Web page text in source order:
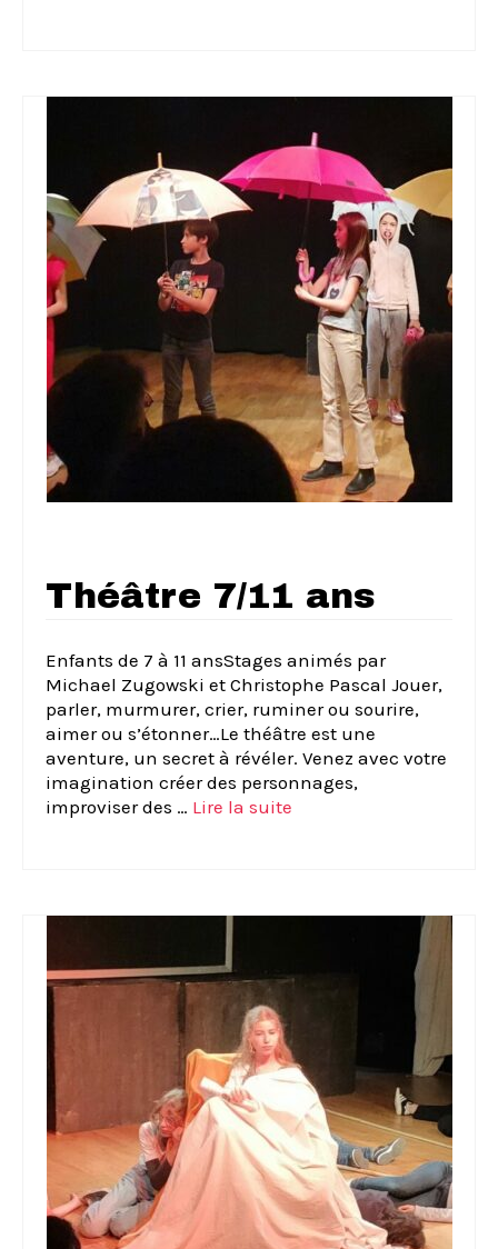
Théâtre 7/11 ans
Enfants de 7 à 11 ansStages animés par
Michael Zugowski et Christophe Pascal Jouer,
parler, murmurer, crier, ruminer ou sourire,
aimer ou s’étonner…Le théâtre est une
aventure, un secret à révéler. Venez avec votre
imagination créer des personnages,
improviser des … Lire la suite­­